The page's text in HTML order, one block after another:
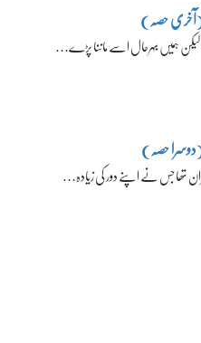
(آخری حصہ)
ہمیں بہرحال اسے ماننا پڑے…
(دوسرا حصہ)
تھا جس نے اپنے دور کی زیادہ…